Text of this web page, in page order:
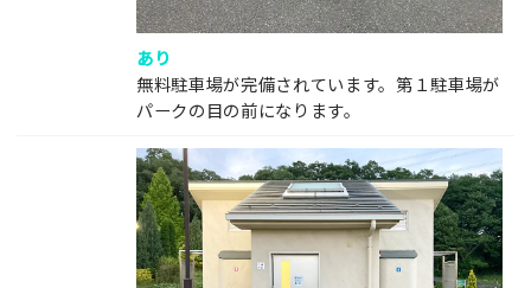
あり
無料駐車場が完備されています。第１駐車場が
パークの目の前になります。